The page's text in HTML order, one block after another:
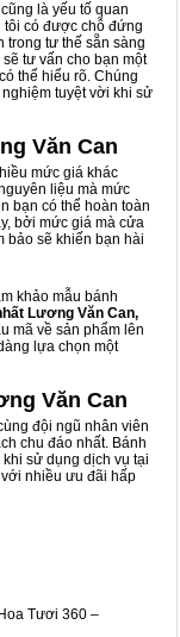
là yếu tố quan
tôi có được chỗ đứng
trong tư thế sẵn sàng
tư vấn cho bạn một
thể hiểu rõ. Chúng
tuyệt vời khi sử
Văn Can
mức giá khác
liệu mà mức
bạn có thể hoàn toàn
bởi mức giá mà cửa
bảo sẽ khiến bạn hài
khảo mẫu bánh
Lương Văn Can,
mã về sản phẩm lên
lựa chọn một
Văn Can
đội ngũ nhân viên
chu đáo nhất. Bánh
sử dụng dịch vụ tại
nhiều ưu đãi hấp
Tươi 360 –